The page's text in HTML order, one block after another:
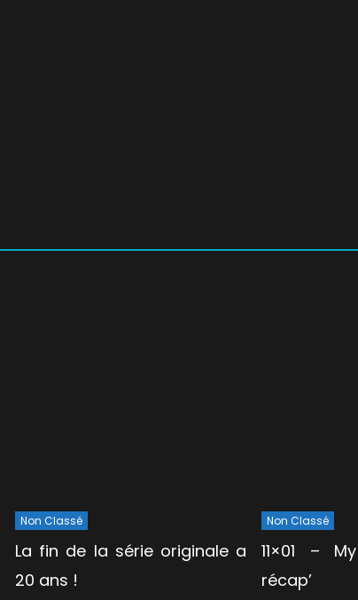
Non Classé
La fin de la série originale a
20 ans !
Non Classé
11×01 –
récap’